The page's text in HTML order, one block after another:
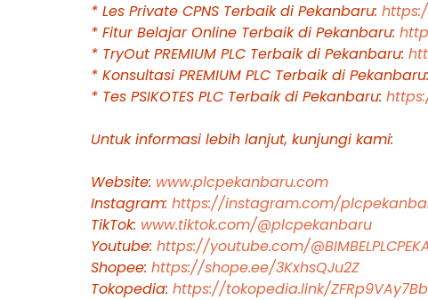
* Les Private CPNS Terbaik di Pekanbaru:
* Fitur Belajar Online Terbaik di Pekanbaru:
* TryOut PREMIUM PLC Terbaik di Pekanbaru:
* Konsultasi PREMIUM PLC Terbaik di Pekanbaru:
* Tes PSIKOTES PLC Terbaik di Pekanbaru:
Untuk informasi lebih lanjut, kunjungi kami:
Website: www.plcpekanbaru.com
Instagram: https://instagram.com/
TikTok: www.tiktok.com/@plcpekanbaru
Youtube: https://youtube.com/
Shopee: https://shope.ee/3KxhsQJu2Z
Tokopedia: https://tokopedia.link/ZFRp9VAy7Bb